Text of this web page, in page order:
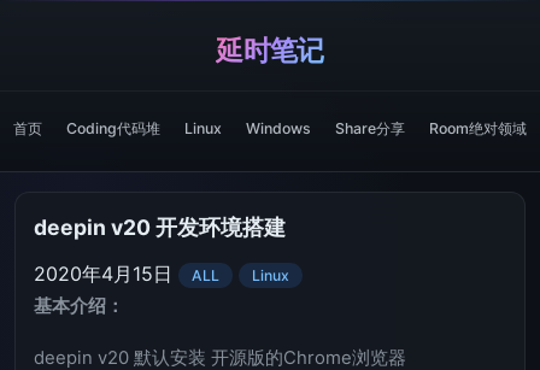
延时笔记
首页 Coding代码堆 Linux Windows Share分享 Room绝对领域
deepin v20 开发环境搭建
2020年4月15日 ALL Linux
基本介绍：
deepin v20 默认安装 开源版的Chrome浏览器